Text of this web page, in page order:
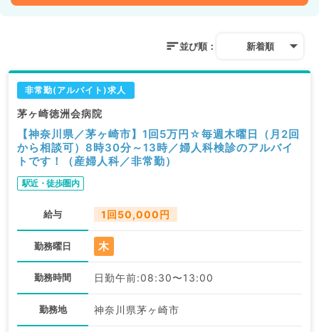
並び順： 新着順
非常勤(アルバイト)求人
茅ヶ崎徳洲会病院
【神奈川県／茅ヶ崎市】1回5万円☆毎週木曜日（月2回
から相談可）8時30分～13時／婦人科検診のアルバイ
トです！（産婦人科／非常勤）
駅近・徒歩圏内
給与 1回50,000円
勤務曜日 木
勤務時間 日勤午前:08:30〜13:00
勤務地 神奈川県茅ヶ崎市